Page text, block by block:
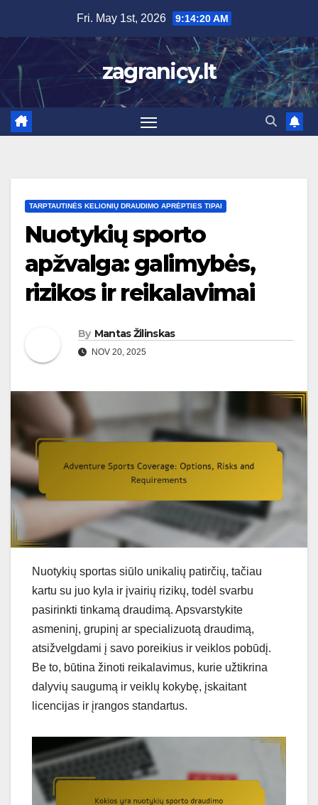
content
Fri. May 1st, 2026 9:14:21 AM
zagranicy.lt
TARPTAUTINĖS KELIONIŲ DRAUDIMO APRĖPTIES TIPAI
Nuotykių sporto
apžvalga: galimybės,
rizikos ir reikalavimai
By Mantas Žilinskas
NOV 20, 2025
Nuotykių sportas siūlo unikalių patirčių, tačiau
kartu su juo kyla ir įvairių rizikų, todėl svarbu
pasirinkti tinkamą draudimą. Apsvarstykite
asmeninį, grupinį ar specializuotą draudimą,
atsižvelgdami į savo poreikius ir veiklos pobūdį.
Be to, būtina žinoti reikalavimus, kurie užtikrina
dalyvių saugumą ir veiklų kokybę, įskaitant
licencijas ir įrangos standartus.